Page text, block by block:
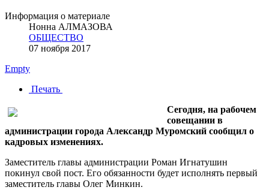
Информация о материале
Нонна АЛМАЗОВА
ОБЩЕСТВО
07 ноября 2017
Empty
Печать
Сегодня, на рабочем
совещании в
администрации города Александр Муромский сообщил о
кадровых изменениях.
Заместитель главы администрации Роман Игнатушин
покинул свой пост. Его обязанности будет исполнять первый
заместитель главы Олег Минкин.